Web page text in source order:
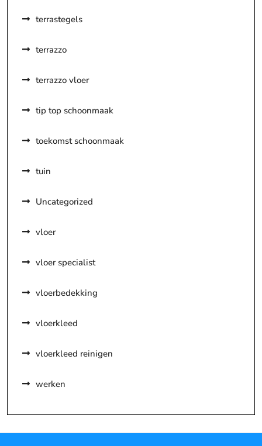
terrastegels
terrazzo
terrazzo vloer
tip top schoonmaak
toekomst schoonmaak
tuin
Uncategorized
vloer
vloer specialist
vloerbedekking
vloerkleed
vloerkleed reinigen
werken